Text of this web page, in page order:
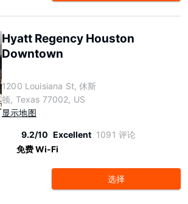
Hyatt Regency Houston
Downtown
1200 Louisiana St, 休斯
顿, Texas 77002, US
显示地图
9.2/10 Excellent 1091 评论
免费 Wi-Fi
选择